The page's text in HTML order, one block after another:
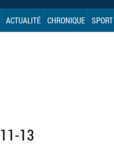
ACTUALITÉ CHRONIQUE SPORT
13